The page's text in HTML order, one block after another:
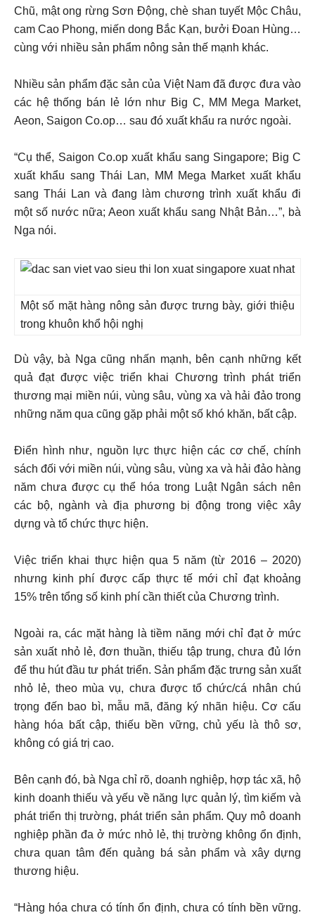
Chũ, mật ong rừng Sơn Động, chè shan tuyết Mộc Châu,
cam Cao Phong, miến dong Bắc Kạn, bưởi Đoan Hùng…
cùng với nhiều sản phẩm nông sản thế mạnh khác.
Nhiều sản phẩm đặc sản của Việt Nam đã được đưa vào
các hệ thống bán lẻ lớn như Big C, MM Mega Market,
Aeon, Saigon Co.op… sau đó xuất khẩu ra nước ngoài.
“Cụ thể, Saigon Co.op xuất khẩu sang Singapore; Big C
xuất khẩu sang Thái Lan, MM Mega Market xuất khẩu
sang Thái Lan và đang làm chương trình xuất khẩu đi
một số nước nữa; Aeon xuất khẩu sang Nhật Bản…”, bà
Nga nói.
Một số mặt hàng nông sản được trưng bày, giới thiệu
trong khuôn khổ hội nghị
Dù vậy, bà Nga cũng nhấn mạnh, bên cạnh những kết
quả đạt được việc triển khai Chương trình phát triển
thương mại miền núi, vùng sâu, vùng xa và hải đảo trong
những năm qua cũng gặp phải một số khó khăn, bất cập.
Điển hình như, nguồn lực thực hiện các cơ chế, chính
sách đối với miền núi, vùng sâu, vùng xa và hải đảo hàng
năm chưa được cụ thể hóa trong Luật Ngân sách nên
các bộ, ngành và địa phương bị động trong việc xây
dựng và tổ chức thực hiện.
Việc triển khai thực hiện qua 5 năm (từ 2016 – 2020)
nhưng kinh phí được cấp thực tế mới chỉ đạt khoảng
15% trên tổng số kinh phí cần thiết của Chương trình.
Ngoài ra, các mặt hàng là tiềm năng mới chỉ đạt ở mức
sản xuất nhỏ lẻ, đơn thuần, thiếu tập trung, chưa đủ lớn
để thu hút đầu tư phát triển. Sản phẩm đặc trưng sản xuất
nhỏ lẻ, theo mùa vụ, chưa được tổ chức/cá nhân chú
trọng đến bao bì, mẫu mã, đăng ký nhãn hiệu. Cơ cấu
hàng hóa bất cập, thiếu bền vững, chủ yếu là thô sơ,
không có giá trị cao.
Bên cạnh đó, bà Nga chỉ rõ, doanh nghiệp, hợp tác xã, hộ
kinh doanh thiếu và yếu về năng lực quản lý, tìm kiếm và
phát triển thị trường, phát triển sản phẩm. Quy mô doanh
nghiệp phần đa ở mức nhỏ lẻ, thị trường không ổn định,
chưa quan tâm đến quảng bá sản phẩm và xây dựng
thương hiệu.
“Hàng hóa chưa có tính ổn định, chưa có tính bền vững.